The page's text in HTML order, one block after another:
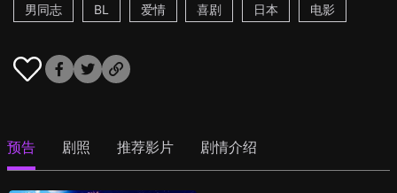
男同志
BL 爱情 喜剧 日本 电影
预告 剧照 推荐影片 剧情介绍